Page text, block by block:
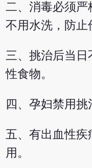
二、消毒必须严
不用水洗，防止
三、挑治后当日
性食物。
四、孕妇禁用挑
五、有出血性
用。